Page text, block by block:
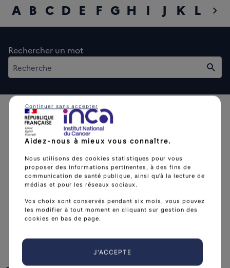
chevron_right
A B C D E F G H I J K L M
Rechercher un mot
L'Institut national du cancer est l’agence d'expertise
sanitaire et scientifique en cancérologie de l’État.
Découvrir l’Institut arrow_forward
Nous suivre
Aidez-nous à mieux vous connaître.
Nous utilisons des cookies statistiques pour vous
proposer des informations pertinentes, à des fins de
communication de santé publique, ainsi qu’à la lecture de
médias et pour les réseaux sociaux.
Vos choix sont conservés pendant six mois, vous pouvez
les modifier à tout moment en cliquant sur gestion des
cookies en bas de page.
J'ACCEPTE
Continuer sans accepter